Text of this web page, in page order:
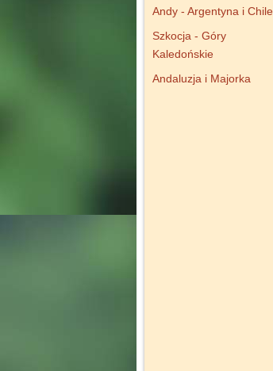
Andy - Argentyna i Chile
Szkocja - Góry
Kaledońskie
Andaluzja i Majorka